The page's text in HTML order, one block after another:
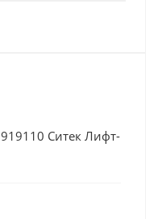
Ситек Лифт-